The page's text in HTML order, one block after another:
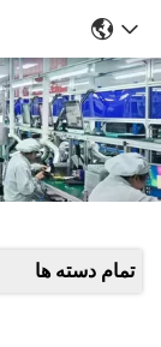
تمام دسته ها